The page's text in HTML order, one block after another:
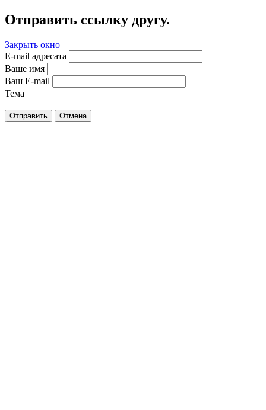
Отправить ссылку другу.
Закрыть окно
E-mail адресата
Ваше имя
Ваш E-mail
Тема
Отправить Отмена